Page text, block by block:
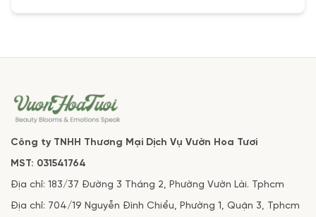
Công ty TNHH Thương Mại Dịch Vụ Vườn Hoa Tươi
MST: 031541764
Địa chỉ: 183/37 Đường 3 Tháng 2, Phường Vườn Lài. Tphcm
Địa chỉ: 704/19 Nguyễn Đình Chiểu, Phường 1, Quận 3, Tphcm